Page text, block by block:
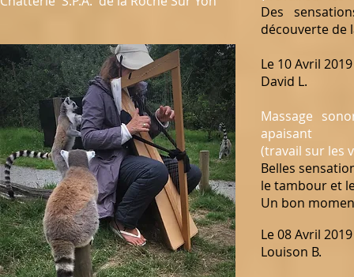
Des
découverte de
Le 10 Avril 2019
David L.
Massage
apaisant
(travail sur les
Belles
le tambour et
Un bon
Le 08 Avril 2019
Louison B.